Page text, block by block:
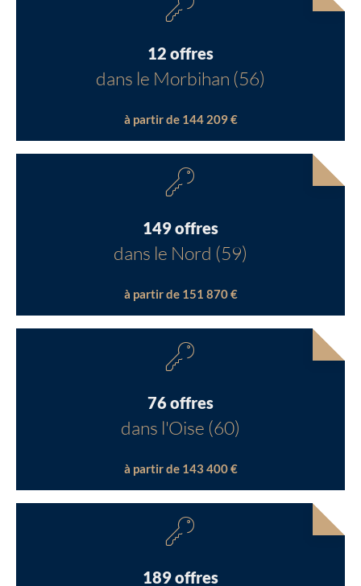
12 offres
dans le Morbihan (56)
à partir de 144 209 €
149 offres
dans le Nord (59)
à partir de 151 870 €
76 offres
dans l'Oise (60)
à partir de 143 400 €
189 offres